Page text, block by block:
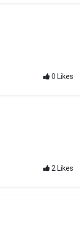
0 Likes
2 Likes